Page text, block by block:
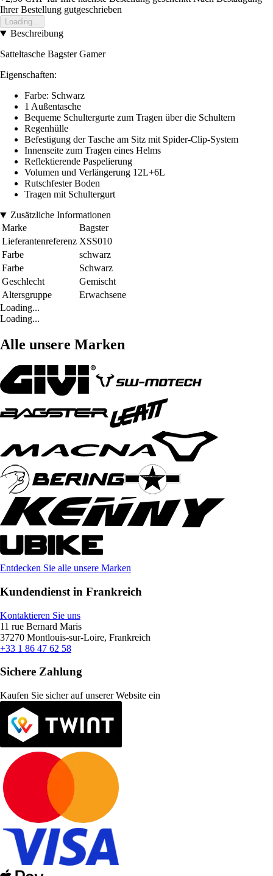
Ihrer Bestellung gutgeschrieben
Loading...
Beschreibung
Satteltasche Bagster Gamer
Eigenschaften:
Farbe: Schwarz
1 Außentasche
Bequeme Schultergurte zum Tragen über die Schultern
Regenhülle
Befestigung der Tasche am Sitz mit Spider-Clip-System
Innenseite zum Tragen eines Helms
Reflektierende Paspelierung
Volumen und Verlängerung 12L+6L
Rutschfester Boden
Tragen mit Schultergurt
Zusätzliche Informationen
Marke
Bagster
Lieferantenreferenz XSS010
Farbe
schwarz
Farbe
Schwarz
Geschlecht
Gemischt
Altersgruppe
Erwachsene
Loading...
Loading...
Alle unsere Marken
Entdecken Sie alle unsere Marken
Kundendienst in Frankreich
Kontaktieren Sie uns
11 rue Bernard Maris
37270 Montlouis-sur-Loire, Frankreich
+33 1 86 47 62 58
Sichere Zahlung
Kaufen Sie sicher auf unserer Website ein